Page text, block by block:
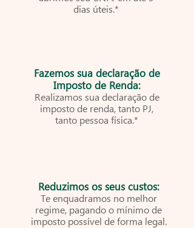
dias úteis.*
Fazemos sua declaração de
Imposto de Renda:
Realizamos sua declaração de
imposto de renda, tanto PJ,
tanto pessoa física.*
Reduzimos os seus custos:
Te enquadramos no melhor
regime, pagando o mínimo de
imposto possível de forma legal.